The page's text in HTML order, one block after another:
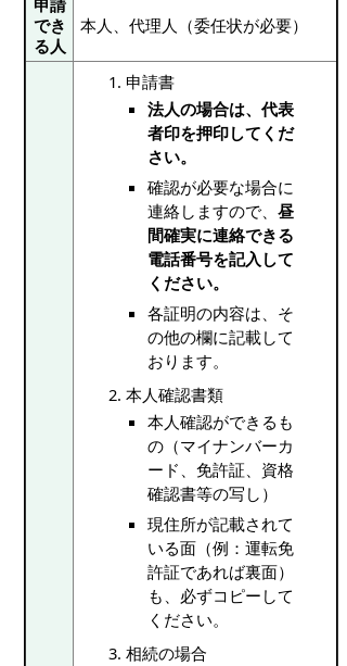
申請
でき
る人
本人、代理人（委任状が必要）
申請書
法人の場合は、代表
者印を押印してくだ
さい。
確認が必要な場合に
連絡しますので、昼
間確実に連絡できる
電話番号を記入して
ください。
各証明の内容は、そ
の他の欄に記載して
おります。
本人確認書類
本人確認ができるも
の（マイナンバーカ
ード、免許証、資格
確認書等の写し）
現住所が記載されて
いる面（例：運転免
許証であれば裏面）
も、必ずコピーして
ください。
相続の場合